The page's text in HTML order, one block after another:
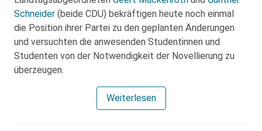
Schneider (beide CDU) bekräftigen heute noch einmal
die Position ihrer Partei zu den geplanten Änderungen
und versuchten die anwesenden Studentinnen und
Studenten von der Notwendigkeit der Novellierung zu
überzeugen.
Weiterlesen